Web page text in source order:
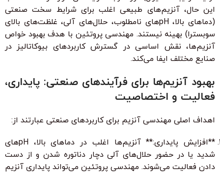
این حال، آنزیم‌های طبیعی اغلب برای شرایط سخت صنعتی
(دماهای بالا، pHهای نامطلوب، حلال‌های آلی، غلظت‌های بالای
سوبسترا) بهینه نیستند. مهندسی پروتئین با هدف بهبود خواص
آنزیم‌ها، نقش اساسی در گسترش کاربردهای بیوکاتالیز در
صنایع مختلف ایفا می‌کند.
بهبود آنزیم‌ها برای فرآیندهای صنعتی: پایداری،
فعالیت و اختصاصیت
اهداف اصلی مهندسی آنزیم برای کاربردهای صنعتی عبارتند از:
**افزایش پایداری:** آنزیم‌ها اغلب در دماهای بالا، pHهای
شدید یا در حضور حلال‌های آلی دچار دناتوره شدن و از دست
دادن فعالیت می‌شوند. مهندسی پروتئین می‌تواند پایداری آنزیم